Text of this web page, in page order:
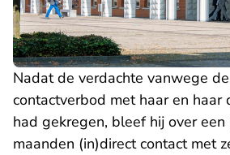
Nadat de verdachte vanwege
contactverbod met haar en haar
had gekregen, bleef hij over een
maanden (in)direct contact met